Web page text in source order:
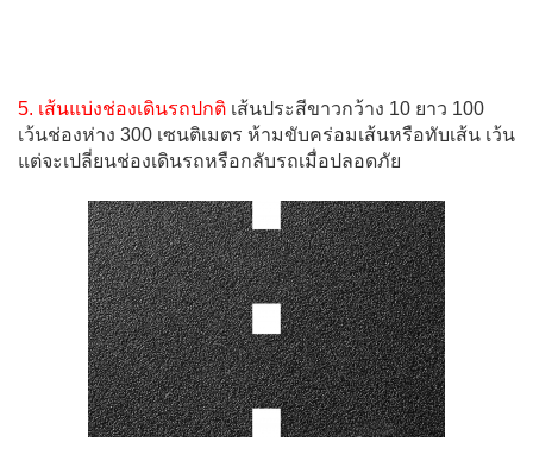
5. เส้นแบ่งช่องเดินรถปกติ เส้นประสีขาวกว้าง 10 ยาว 100
เว้นช่องห่าง 300 เซนติเมตร ห้ามขับคร่อมเส้นหรือทับเส้น เว้น
แต่จะเปลี่ยนช่องเดินรถหรือกลับรถเมื่อปลอดภัย